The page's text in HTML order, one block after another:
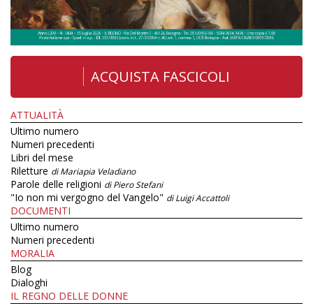
ACQUISTA FASCICOLI
ATTUALITÀ
Ultimo numero
Numeri precedenti
Libri del mese
Riletture di Mariapia Veladiano
Parole delle religioni di Piero Stefani
"Io non mi vergogno del Vangelo" di Luigi Accattoli
DOCUMENTI
Ultimo numero
Numeri precedenti
MORALIA
Blog
Dialoghi
IL REGNO DELLE DONNE